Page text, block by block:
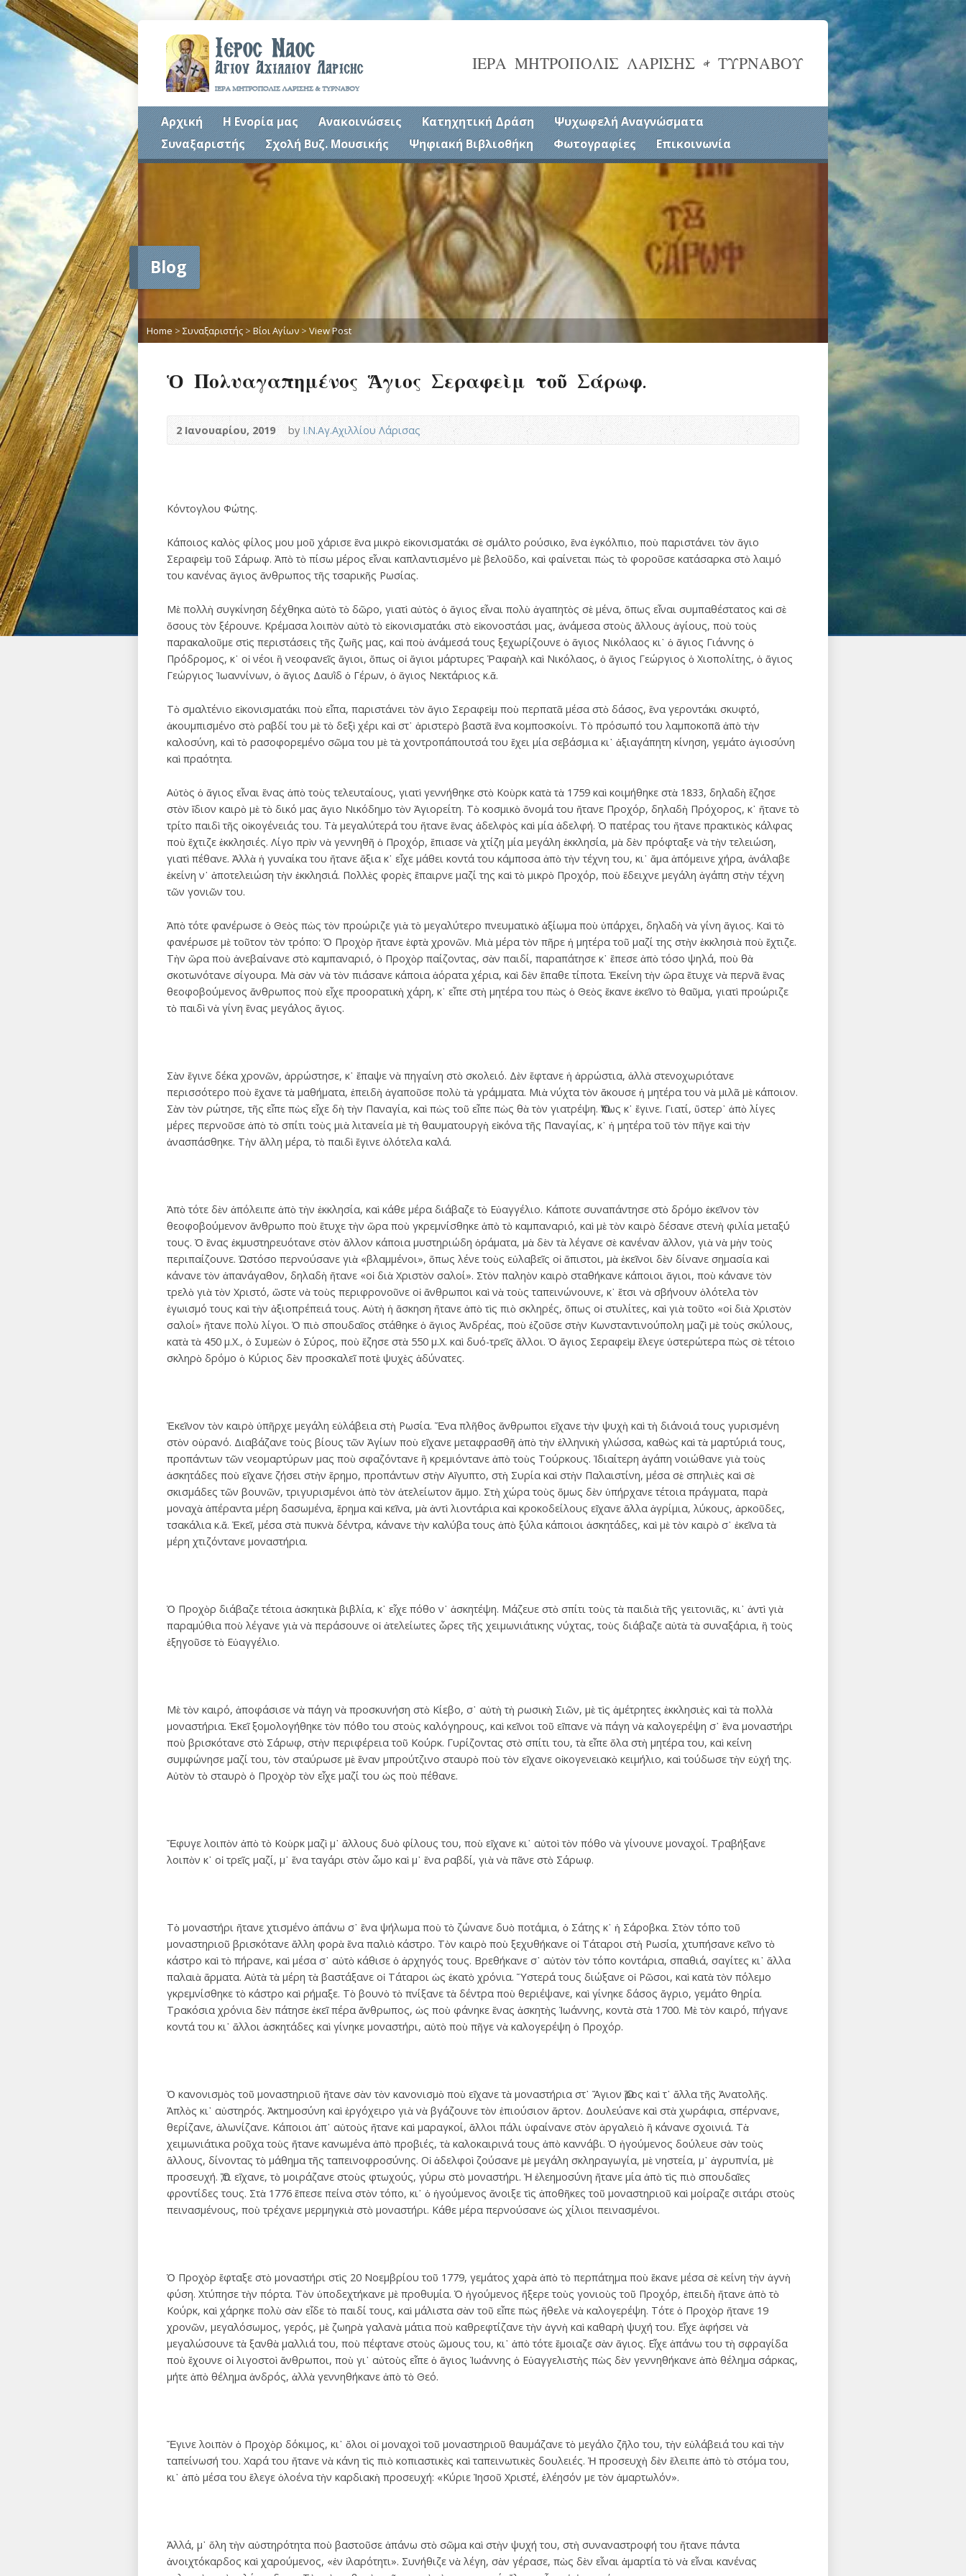
ΙΕΡΑ ΜΗΤΡΟΠΟΛΙΣ ΛΑΡΙΣΗΣ & ΤΥΡΝΑΒΟΥ
Αρχική Η Ενορία μας Ανακοινώσεις Κατηχητική Δράση
Ψυχωφελή Αναγνώσματα
Συναξαριστής
Σχολή Βυζ. Μουσικής Ψηφιακή Βιβλιοθήκη Φωτογραφίες Επικοινωνία
Blog
Home > Συναξαριστής > Βίοι Αγίων > View Post
Ὁ Πολυαγαπημένος Ἅγιος Σεραφεὶμ τοῦ Σάρωφ.
2 Ιανουαρίου, 2019 byΙ.Ν.Αγ.Αχιλλίου Λάρισας
Κόντογλου Φώτης.
Κάποιος καλὸς φίλος μου μοῦ χάρισε ἕνα μικρὸ εἰκονισματάκι σὲ σμάλτο ρούσικο, ἕνα ἐγκόλπιο, ποὺ παριστάνει τὸν ἅγιο
Σεραφεὶμ τοῦ Σάρωφ. Ἀπὸ τὸ πίσω μέρος εἶναι καπλαντισμένο μὲ βελοῦδο, καὶ φαίνεται πὼς τὸ φοροῦσε κατάσαρκα στὸ λαιμό
του κανένας ἅγιος ἄνθρωπος τῆς τσαρικῆς Ρωσίας.
Μὲ πολλὴ συγκίνηση δέχθηκα αὐτὸ τὸ δῶρο, γιατὶ αὐτὸς ὁ ἅγιος εἶναι πολὺ ἀγαπητὸς σὲ μένα, ὅπως εἶναι συμπαθέστατος καὶ σὲ
ὅσους τὸν ξέρουνε. Κρέμασα λοιπὸν αὐτὸ τὸ εἰκονισματάκι στὸ εἰκονοστάσι μας, ἀνάμεσα στοὺς ἄλλους ἁγίους, ποὺ τοὺς
παρακαλοῦμε στὶς περιστάσεις τῆς ζωῆς μας, καὶ ποὺ ἀνάμεσά τους ξεχωρίζουνε ὁ ἅγιος Νικόλαος κι᾿ ὁ ἅγιος Γιάννης ὁ
Πρόδρομος, κ᾿ οἱ νέοι ἢ νεοφανεῖς ἅγιοι, ὅπως οἱ ἅγιοι μάρτυρες Ῥαφαὴλ καὶ Νικόλαος, ὁ ἅγιος Γεώργιος ὁ Χιοπολίτης, ὁ ἅγιος
Γεώργιος Ἰωαννίνων, ὁ ἅγιος Δαυῒδ ὁ Γέρων, ὁ ἅγιος Νεκτάριος κ.ἄ.
Τὸ σμαλτένιο εἰκονισματάκι ποὺ εἶπα, παριστάνει τὸν ἅγιο Σεραφεὶμ ποὺ περπατᾶ μέσα στὸ δάσος, ἕνα γεροντάκι σκυφτό,
ἀκουμπισμένο στὸ ραβδί του μὲ τὸ δεξὶ χέρι καὶ στ᾿ ἀριστερὸ βαστᾶ ἕνα κομποσκοίνι. Τὸ πρόσωπό του λαμποκοπᾶ ἀπὸ τὴν
καλοσύνη, καὶ τὸ ρασοφορεμένο σῶμα του μὲ τὰ χοντροπάπουτσά του ἔχει μία σεβάσμια κι᾿ ἀξιαγάπητη κίνηση, γεμάτο ἁγιοσύνη
καὶ πραότητα.
Αὐτὸς ὁ ἅγιος εἶναι ἕνας ἀπὸ τοὺς τελευταίους, γιατὶ γεννήθηκε στὸ Κοὺρκ κατὰ τὰ 1759 καὶ κοιμήθηκε στὰ 1833, δηλαδὴ ἔζησε
στὸν ἴδιον καιρὸ μὲ τὸ δικό μας ἅγιο Νικόδημο τὸν Ἁγιορείτη. Τὸ κοσμικὸ ὄνομά του ἤτανε Προχόρ, δηλαδὴ Πρόχορος, κ᾿ ἤτανε τὸ
τρίτο παιδὶ τῆς οἰκογένειάς του. Τὰ μεγαλύτερά του ἤτανε ἕνας ἀδελφὸς καὶ μία ἀδελφή. Ὁ πατέρας του ἤτανε πρακτικὸς κάλφας
ποὺ ἔχτιζε ἐκκλησιές. Λίγο πρὶν νὰ γεννηθῆ ὁ Προχόρ, ἔπιασε νὰ χτίζη μία μεγάλη ἐκκλησία, μὰ δὲν πρόφταξε νὰ τὴν τελειώση,
γιατὶ πέθανε. Ἀλλὰ ἡ γυναίκα του ἤτανε ἄξια κ᾿ εἶχε μάθει κοντά του κάμποσα ἀπὸ τὴν τέχνη του, κι᾿ ἅμα ἀπόμεινε χήρα, ἀνάλαβε
ἐκείνη ν᾿ ἀποτελειώση τὴν ἐκκλησιά. Πολλὲς φορὲς ἔπαιρνε μαζί της καὶ τὸ μικρὸ Προχόρ, ποὺ ἔδειχνε μεγάλη ἀγάπη στὴν τέχνη
τῶν γονιῶν του.
Ἀπὸ τότε φανέρωσε ὁ Θεὸς πὼς τὸν προώριζε γιὰ τὸ μεγαλύτερο πνευματικὸ ἀξίωμα ποὺ ὑπάρχει, δηλαδὴ νὰ γίνη ἅγιος. Καὶ τὸ
φανέρωσε μὲ τοῦτον τὸν τρόπο: Ὁ Προχὸρ ἤτανε ἑφτὰ χρονῶν. Μιὰ μέρα τὸν πῆρε ἡ μητέρα τοῦ μαζί της στὴν ἐκκλησιὰ ποὺ ἔχτιζε.
Τὴν ὥρα ποὺ ἀνεβαίνανε στὸ καμπαναριό, ὁ Προχὸρ παίζοντας, σὰν παιδί, παραπάτησε κ᾿ ἔπεσε ἀπὸ τόσο ψηλά, ποὺ θὰ
σκοτωνότανε σίγουρα. Μὰ σὰν νὰ τὸν πιάσανε κάποια ἀόρατα χέρια, καὶ δὲν ἔπαθε τίποτα. Ἐκείνη τὴν ὥρα ἔτυχε νὰ περνᾶ ἕνας
θεοφοβούμενος ἄνθρωπος ποὺ εἶχε προορατικὴ χάρη, κ᾿ εἶπε στὴ μητέρα του πὼς ὁ Θεὸς ἔκανε ἐκεῖνο τὸ θαῦμα, γιατὶ προώριζε
τὸ παιδὶ νὰ γίνη ἕνας μεγάλος ἅγιος.
Σὰν ἔγινε δέκα χρονῶν, ἀρρώστησε, κ᾿ ἔπαψε νὰ πηγαίνη στὸ σκολειό. Δὲν ἔφτανε ἡ ἀρρώστια, ἀλλὰ στενοχωριότανε
περισσότερο ποὺ ἔχανε τὰ μαθήματα, ἐπειδὴ ἀγαποῦσε πολὺ τὰ γράμματα. Μιὰ νύχτα τὸν ἄκουσε ἡ μητέρα του νὰ μιλᾶ μὲ κάποιον.
Σὰν τὸν ρώτησε, τῆς εἶπε πὼς εἶχε δὴ τὴν Παναγία, καὶ πὼς τοῦ εἶπε πὼς θὰ τὸν γιατρέψη. Ὅπως κ᾿ ἔγινε. Γιατί, ὕστερ᾿ ἀπὸ λίγες
μέρες περνοῦσε ἀπὸ τὸ σπίτι τοὺς μιὰ λιτανεία μὲ τὴ θαυματουργὴ εἰκόνα τῆς Παναγίας, κ᾿ ἡ μητέρα τοῦ τὸν πῆγε καὶ τὴν
ἀνασπάσθηκε. Τὴν ἄλλη μέρα, τὸ παιδὶ ἔγινε ὁλότελα καλά.
Ἀπὸ τότε δὲν ἀπόλειπε ἀπὸ τὴν ἐκκλησία, καὶ κάθε μέρα διάβαζε τὸ Εὐαγγέλιο. Κάποτε συναπάντησε στὸ δρόμο ἐκεῖνον τὸν
θεοφοβούμενον ἄνθρωπο ποὺ ἔτυχε τὴν ὥρα ποὺ γκρεμνίσθηκε ἀπὸ τὸ καμπαναριό, καὶ μὲ τὸν καιρὸ δέσανε στενὴ φιλία μεταξύ
τους. Ὁ ἕνας ἐκμυστηρευότανε στὸν ἄλλον κάποια μυστηριώδη ὁράματα, μὰ δὲν τὰ λέγανε σὲ κανέναν ἄλλον, γιὰ νὰ μὴν τοὺς
περιπαίζουνε. Ὡστόσο περνούσανε γιὰ «βλαμμένοι», ὅπως λένε τοὺς εὐλαβεῖς οἱ ἄπιστοι, μὰ ἐκεῖνοι δὲν δίνανε σημασία καὶ
κάνανε τὸν ἀπανάγαθον, δηλαδὴ ἤτανε «οἱ διὰ Χριστὸν σαλοί». Στὸν παληὸν καιρὸ σταθήκανε κάποιοι ἅγιοι, ποὺ κάνανε τὸν
τρελὸ γιὰ τὸν Χριστό, ὥστε νὰ τοὺς περιφρονοῦνε οἱ ἄνθρωποι καὶ νὰ τοὺς ταπεινώνουνε, κ᾿ ἔτσι νὰ σβήνουν ὁλότελα τὸν
ἐγωισμό τους καὶ τὴν ἀξιοπρέπειά τους. Αὐτὴ ἡ ἄσκηση ἤτανε ἀπὸ τὶς πιὸ σκληρές, ὅπως οἱ στυλίτες, καὶ γιὰ τοῦτο «οἱ διὰ Χριστὸν
σαλοί» ἤτανε πολὺ λίγοι. Ὁ πιὸ σπουδαῖος στάθηκε ὁ ἅγιος Ἀνδρέας, ποὺ ἐζοῦσε στὴν Κωνσταντινούπολη μαζὶ μὲ τοὺς σκύλους,
κατὰ τὰ 450 μ.X., ὁ Συμεὼν ὁ Σύρος, ποὺ ἔζησε στὰ 550 μ.X. καὶ δυό-τρεῖς ἄλλοι. Ὁ ἅγιος Σεραφεὶμ ἔλεγε ὑστερώτερα πὼς σὲ τέτοιο
σκληρὸ δρόμο ὁ Κύριος δὲν προσκαλεῖ ποτὲ ψυχὲς ἀδύνατες.
Ἐκεῖνον τὸν καιρὸ ὑπῆρχε μεγάλη εὐλάβεια στὴ Ρωσία. Ἕνα πλῆθος ἄνθρωποι εἴχανε τὴν ψυχὴ καὶ τὴ διάνοιά τους γυρισμένη
στὸν οὐρανό. Διαβάζανε τοὺς βίους τῶν Ἁγίων ποὺ εἴχανε μεταφρασθῆ ἀπὸ τὴν ἑλληνικὴ γλώσσα, καθὼς καὶ τὰ μαρτύριά τους,
προπάντων τῶν νεομαρτύρων μας ποὺ σφαζόντανε ἢ κρεμιόντανε ἀπὸ τοὺς Τούρκους. Ἰδιαίτερη ἀγάπη νοιώθανε γιὰ τοὺς
ἀσκητάδες ποὺ εἴχανε ζήσει στὴν ἔρημο, προπάντων στὴν Αἴγυπτο, στὴ Συρία καὶ στὴν Παλαιστίνη, μέσα σὲ σπηλιὲς καὶ σὲ
σκισμάδες τῶν βουνῶν, τριγυρισμένοι ἀπὸ τὸν ἀτελείωτον ἄμμο. Στὴ χώρα τοὺς ὅμως δὲν ὑπήρχανε τέτοια πράγματα, παρὰ
μοναχὰ ἀπέραντα μέρη δασωμένα, ἔρημα καὶ κεῖνα, μὰ ἀντὶ λιοντάρια καὶ κροκοδείλους εἴχανε ἄλλα ἀγρίμια, λύκους, ἀρκοῦδες,
τσακάλια κ.ἄ. Ἐκεῖ, μέσα στὰ πυκνὰ δέντρα, κάνανε τὴν καλύβα τους ἀπὸ ξύλα κάποιοι ἀσκητάδες, καὶ μὲ τὸν καιρὸ σ᾿ ἐκεῖνα τὰ
μέρη χτιζόντανε μοναστήρια.
Ὁ Προχὸρ διάβαζε τέτοια ἀσκητικὰ βιβλία, κ᾿ εἶχε πόθο ν᾿ ἀσκητέψη. Μάζευε στὸ σπίτι τοὺς τὰ παιδιὰ τῆς γειτονιᾶς, κι᾿ ἀντὶ γιὰ
παραμύθια ποὺ λέγανε γιὰ νὰ περάσουνε οἱ ἀτελείωτες ὧρες τῆς χειμωνιάτικης νύχτας, τοὺς διάβαζε αὐτὰ τὰ συναξάρια, ἢ τοὺς
ἐξηγοῦσε τὸ Εὐαγγέλιο.
Μὲ τὸν καιρό, ἀποφάσισε νὰ πάγη νὰ προσκυνήση στὸ Κίεβο, σ᾿ αὐτὴ τὴ ρωσικὴ Σιῶν, μὲ τὶς ἀμέτρητες ἐκκλησιὲς καὶ τὰ πολλὰ
μοναστήρια. Ἐκεῖ ξομολογήθηκε τὸν πόθο του στοὺς καλόγηρους, καὶ κεῖνοι τοῦ εἴπανε νὰ πάγη νὰ καλογερέψη σ᾿ ἕνα μοναστήρι
ποὺ βρισκότανε στὸ Σάρωφ, στὴν περιφέρεια τοῦ Κούρκ. Γυρίζοντας στὸ σπίτι του, τὰ εἶπε ὅλα στὴ μητέρα του, καὶ κείνη
συμφώνησε μαζί του, τὸν σταύρωσε μὲ ἕναν μπρούτζινο σταυρὸ ποὺ τὸν εἴχανε οἰκογενειακὸ κειμήλιο, καὶ τούδωσε τὴν εὐχή της.
Αὐτὸν τὸ σταυρὸ ὁ Προχὸρ τὸν εἶχε μαζί του ὡς ποὺ πέθανε.
Ἔφυγε λοιπὸν ἀπὸ τὸ Κοὺρκ μαζὶ μ᾿ ἄλλους δυὸ φίλους του, ποὺ εἴχανε κι᾿ αὐτοὶ τὸν πόθο νὰ γίνουνε μοναχοί. Τραβήξανε
λοιπὸν κ᾿ οἱ τρεῖς μαζί, μ᾿ ἕνα ταγάρι στὸν ὦμο καὶ μ᾿ ἕνα ραβδί, γιὰ νὰ πᾶνε στὸ Σάρωφ.
Τὸ μοναστήρι ἤτανε χτισμένο ἀπάνω σ᾿ ἕνα ψήλωμα ποὺ τὸ ζώνανε δυὸ ποτάμια, ὁ Σάτης κ᾿ ἡ Σάροβκα. Στὸν τόπο τοῦ
μοναστηριοῦ βρισκότανε ἄλλη φορὰ ἕνα παλιὸ κάστρο. Τὸν καιρὸ ποὺ ξεχυθήκανε οἱ Τάταροι στὴ Ρωσία, χτυπήσανε κεῖνο τὸ
κάστρο καὶ τὸ πήρανε, καὶ μέσα σ᾿ αὐτὸ κάθισε ὁ ἀρχηγός τους. Βρεθήκανε σ᾿ αὐτὸν τὸν τόπο κοντάρια, σπαθιά, σαγίτες κι᾿ ἄλλα
παλαιὰ ἅρματα. Αὐτὰ τὰ μέρη τὰ βαστάξανε οἱ Τάταροι ὡς ἑκατὸ χρόνια. Ὕστερά τους διώξανε οἱ Ρῶσοι, καὶ κατὰ τὸν πόλεμο
γκρεμνίσθηκε τὸ κάστρο καὶ ρήμαξε. Τὸ βουνὸ τὸ πνίξανε τὰ δέντρα ποὺ θεριέψανε, καὶ γίνηκε δάσος ἄγριο, γεμάτο θηρία.
Τρακόσια χρόνια δὲν πάτησε ἐκεῖ πέρα ἄνθρωπος, ὡς ποὺ φάνηκε ἕνας ἀσκητὴς Ἰωάννης, κοντὰ στὰ 1700. Μὲ τὸν καιρό, πήγανε
κοντά του κι᾿ ἄλλοι ἀσκητάδες καὶ γίνηκε μοναστήρι, αὐτὸ ποὺ πῆγε νὰ καλογερέψη ὁ Προχόρ.
Ὁ κανονισμὸς τοῦ μοναστηριοῦ ἤτανε σὰν τὸν κανονισμὸ ποὺ εἴχανε τὰ μοναστήρια στ᾿ Ἅγιον Ὅρος καὶ τ᾿ ἄλλα τῆς Ἀνατολῆς.
Ἁπλὸς κι᾿ αὐστηρός. Ἀκτημοσύνη καὶ ἐργόχειρο γιὰ νὰ βγάζουνε τὸν ἐπιούσιον ἄρτον. Δουλεύανε καὶ στὰ χωράφια, σπέρνανε,
θερίζανε, ἁλωνίζανε. Κάποιοι ἀπ᾿ αὐτοὺς ἤτανε καὶ μαραγκοί, ἄλλοι πάλι ὑφαίνανε στὸν ἀργαλειὸ ἢ κάνανε σχοινιά. Τὰ
χειμωνιάτικα ροῦχα τοὺς ἤτανε κανωμένα ἀπὸ προβιές, τὰ καλοκαιρινά τους ἀπὸ καννάβι. Ὁ ἡγούμενος δούλευε σὰν τοὺς
ἄλλους, δίνοντας τὸ μάθημα τῆς ταπεινοφροσύνης. Οἱ ἀδελφοὶ ζούσανε μὲ μεγάλη σκληραγωγία, μὲ νηστεία, μ᾿ ἀγρυπνία, μὲ
προσευχή. Ὅ,τι εἴχανε, τὸ μοιράζανε στοὺς φτωχούς, γύρω στὸ μοναστήρι. Ἡ ἐλεημοσύνη ἤτανε μία ἀπὸ τὶς πιὸ σπουδαῖες
φροντίδες τους. Στὰ 1776 ἔπεσε πείνα στὸν τόπο, κι᾿ ὁ ἡγούμενος ἄνοιξε τὶς ἀποθῆκες τοῦ μοναστηριοῦ καὶ μοίραζε σιτάρι στοὺς
πεινασμένους, ποὺ τρέχανε μερμηγκιὰ στὸ μοναστήρι. Κάθε μέρα περνούσανε ὡς χίλιοι πεινασμένοι.
Ὁ Προχὸρ ἔφταξε στὸ μοναστήρι στὶς 20 Νοεμβρίου τοῦ 1779, γεμάτος χαρὰ ἀπὸ τὸ περπάτημα ποὺ ἔκανε μέσα σὲ κείνη τὴν ἁγνὴ
φύση. Χτύπησε τὴν πόρτα. Τὸν ὑποδεχτήκανε μὲ προθυμία. Ὁ ἡγούμενος ἤξερε τοὺς γονιοὺς τοῦ Προχόρ, ἐπειδὴ ἤτανε ἀπὸ τὸ
Κούρκ, καὶ χάρηκε πολὺ σὰν εἶδε τὸ παιδί τους, καὶ μάλιστα σὰν τοῦ εἶπε πὼς ἤθελε νὰ καλογερέψη. Τότε ὁ Προχὸρ ἤτανε 19
χρονῶν, μεγαλόσωμος, γερός, μὲ ζωηρὰ γαλανὰ μάτια ποὺ καθρεφτίζανε τὴν ἁγνὴ καὶ καθαρὴ ψυχή του. Εἶχε ἀφήσει νὰ
μεγαλώσουνε τὰ ξανθὰ μαλλιά του, ποὺ πέφτανε στοὺς ὤμους του, κι᾿ ἀπὸ τότε ἔμοιαζε σὰν ἅγιος. Εἶχε ἀπάνω του τὴ σφραγίδα
ποὺ ἔχουνε οἱ λιγοστοὶ ἄνθρωποι, ποὺ γι᾿ αὐτοὺς εἶπε ὁ ἅγιος Ἰωάννης ὁ Εὐαγγελιστὴς πὼς δὲν γεννηθήκανε ἀπὸ θέλημα σάρκας,
μήτε ἀπὸ θέλημα ἀνδρός, ἀλλὰ γεννηθήκανε ἀπὸ τὸ Θεό.
Ἔγινε λοιπὸν ὁ Προχὸρ δόκιμος, κι᾿ ὅλοι οἱ μοναχοὶ τοῦ μοναστηριοῦ θαυμάζανε τὸ μεγάλο ζῆλο του, τὴν εὐλάβειά του καὶ τὴν
ταπείνωσή του. Χαρά του ἤτανε νὰ κάνη τὶς πιὸ κοπιαστικὲς καὶ ταπεινωτικὲς δουλειές. Ἡ προσευχὴ δὲν ἔλειπε ἀπὸ τὸ στόμα του,
κι᾿ ἀπὸ μέσα του ἔλεγε ὁλοένα τὴν καρδιακὴ προσευχή: «Κύριε Ἰησοῦ Χριστέ, ἐλέησόν με τὸν ἁμαρτωλόν».
Ἀλλά, μ᾿ ὅλη τὴν αὐστηρότητα ποὺ βαστοῦσε ἀπάνω στὸ σῶμα καὶ στὴν ψυχή του, στὴ συναναστροφή του ἤτανε πάντα
ἀνοιχτόκαρδος καὶ χαρούμενος, «ἐν ἰλαρότητι». Συνήθιζε νὰ λέγη, σὰν γέρασε, πὼς δὲν εἶναι ἁμαρτία τὸ νὰ εἶναι κανένας